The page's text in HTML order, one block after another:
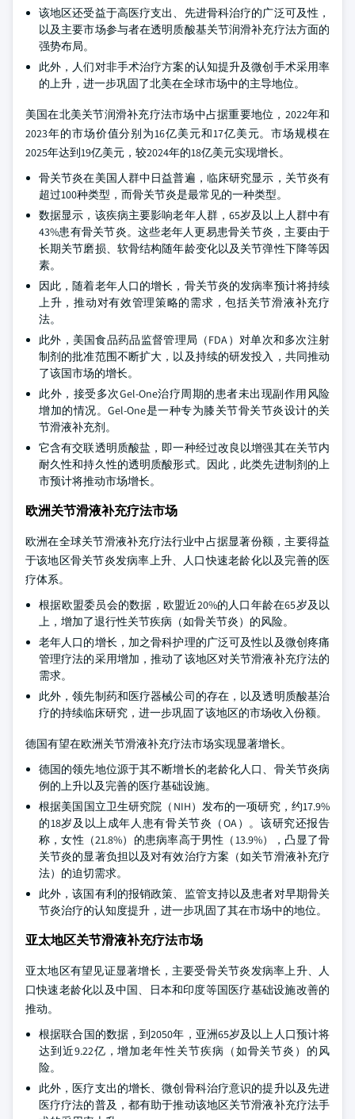
该地区还受益于高医疗支出、先进骨科治疗的广泛可及性，
以及主要市场参与者在透明质酸基关节润滑补充疗法方面的
强势布局。
此外，人们对非手术治疗方案的认知提升及微创手术采用率
的上升，进一步巩固了北美在全球市场中的主导地位。
美国在北美关节润滑补充疗法市场中占据重要地位，2022年和
2023年的市场价值分别为16亿美元和17亿美元。市场规模在
2025年达到19亿美元，较2024年的18亿美元实现增长。
骨关节炎在美国人群中日益普遍，临床研究显示，关节炎有
超过100种类型，而骨关节炎是最常见的一种类型。
数据显示，该疾病主要影响老年人群，65岁及以上人群中有
43%患有骨关节炎。这些老年人更易患骨关节炎，主要由于
长期关节磨损、软骨结构随年龄变化以及关节弹性下降等因
素。
因此，随着老年人口的增长，骨关节炎的发病率预计将持续
上升，推动对有效管理策略的需求，包括关节滑液补充疗
法。
此外，美国食品药品监督管理局（FDA）对单次和多次注射
制剂的批准范围不断扩大，以及持续的研发投入，共同推动
了该国市场的增长。
此外，接受多次Gel-One治疗周期的患者未出现副作用风险
增加的情况。Gel-One是一种专为膝关节骨关节炎设计的关
节滑液补充剂。
它含有交联透明质酸盐，即一种经过改良以增强其在关节内
耐久性和持久性的透明质酸形式。因此，此类先进制剂的上
市预计将推动市场增长。
欧洲关节滑液补充疗法市场
欧洲在全球关节滑液补充疗法行业中占据显著份额，主要得益
于该地区骨关节炎发病率上升、人口快速老龄化以及完善的医
疗体系。
根据欧盟委员会的数据，欧盟近20%的人口年龄在65岁及以
上，增加了退行性关节疾病（如骨关节炎）的风险。
老年人口的增长，加之骨科护理的广泛可及性以及微创疼痛
管理疗法的采用增加，推动了该地区对关节滑液补充疗法的
需求。
此外，领先制药和医疗器械公司的存在，以及透明质酸基治
疗的持续临床研究，进一步巩固了该地区的市场收入份额。
德国有望在欧洲关节滑液补充疗法市场实现显著增长。
德国的领先地位源于其不断增长的老龄化人口、骨关节炎病
例的上升以及完善的医疗基础设施。
根据美国国立卫生研究院（NIH）发布的一项研究，约17.9%
的18岁及以上成年人患有骨关节炎（OA）。该研究还报告
称，女性（21.8%）的患病率高于男性（13.9%），凸显了骨
关节炎的显著负担以及对有效治疗方案（如关节滑液补充疗
法）的迫切需求。
此外，该国有利的报销政策、监管支持以及患者对早期骨关
节炎治疗的认知度提升，进一步巩固了其在市场中的地位。
亚太地区关节滑液补充疗法市场
亚太地区有望见证显著增长，主要受骨关节炎发病率上升、人
口快速老龄化以及中国、日本和印度等国医疗基础设施改善的
推动。
根据联合国的数据，到2050年，亚洲65岁及以上人口预计将
达到近9.22亿，增加老年性关节疾病（如骨关节炎）的风
险。
此外，医疗支出的增长、微创骨科治疗意识的提升以及先进
医疗疗法的普及，都有助于推动该地区关节滑液补充疗法手